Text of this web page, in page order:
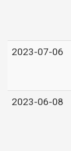
2023-07-06
2023-06-08